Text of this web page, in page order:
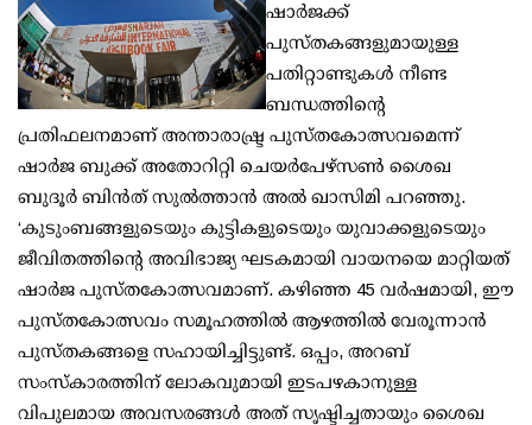
ഷാർജക്ക്​
പുസ്തകങ്ങളുമായുള്ള
പതിറ്റാണ്ടുകൾ നീണ്ട
ബന്ധത്തിന്റെ
പ്രതിഫലനമാണ് അന്താരാഷ്ട്ര പുസ്​തകോത്സവമെന്ന്​
ഷാർജ ബുക്ക് അതോറിറ്റി ചെയർപേഴ്‌സൺ ശൈഖ
ബുദൂർ ബിൻത് സുൽത്താൻ അൽ ഖാസിമി പറഞ്ഞു.
‘കുടുംബങ്ങളുടെയും കുട്ടികളുടെയും യുവാക്കളുടെയും
ജീവിതത്തിന്റെ അവിഭാജ്യ ഘടകമായി വായനയെ മാറ്റിയത്
ഷാർജ പുസ്തകോത്സവമാണ്​. കഴിഞ്ഞ 45 വർഷമായി, ഈ
പുസ്തകോത്സവം സമൂഹത്തിൽ ആഴത്തിൽ വേരൂന്നാൻ
പുസ്തകങ്ങളെ സഹായിച്ചിട്ടുണ്ട്​. ഒപ്പം, അറബ്
സംസ്‌കാരത്തിന് ലോകവുമായി ഇടപഴകാനുള്ള
വിപുലമായ അവസരങ്ങൾ അത്​ സൃഷ്ടിച്ചതായും ശൈഖ